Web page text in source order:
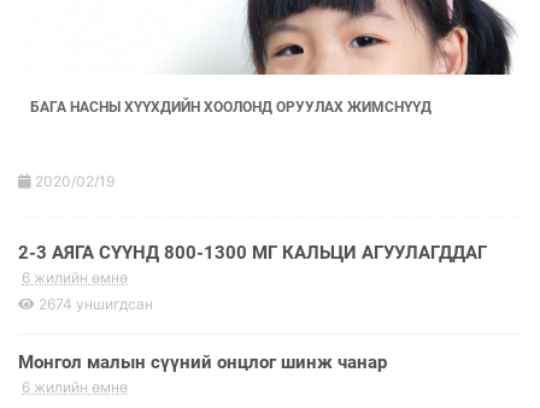
БАГА НАСНЫ ХҮҮХДИЙН ХООЛОНД ОРУУЛАХ ЖИМСНҮҮД
2020/02/19
2-3 АЯГА СҮҮНД 800-1300 МГ КАЛЬЦИ АГУУЛАГДДАГ
6 жилийн өмнө
2674 уншигдсан
Монгол малын сүүний онцлог шинж чанар
6 жилийн өмнө